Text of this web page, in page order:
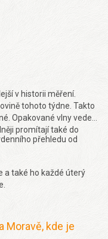
v historii měření.
tohoto týdne. Takto
Opakované vlny veder
promítají také do
přehledu od
a také ho každé úterý
Moravě, kde je